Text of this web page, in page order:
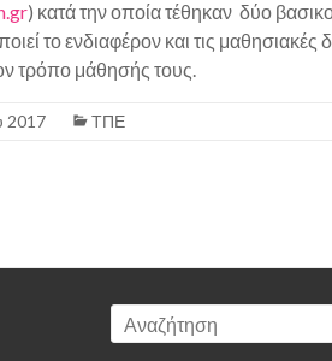
) κατά την οποία τέθηκαν δύο
το ενδιαφέρον και τις
τρόπο μάθησής τους.
2017 ΤΠΕ